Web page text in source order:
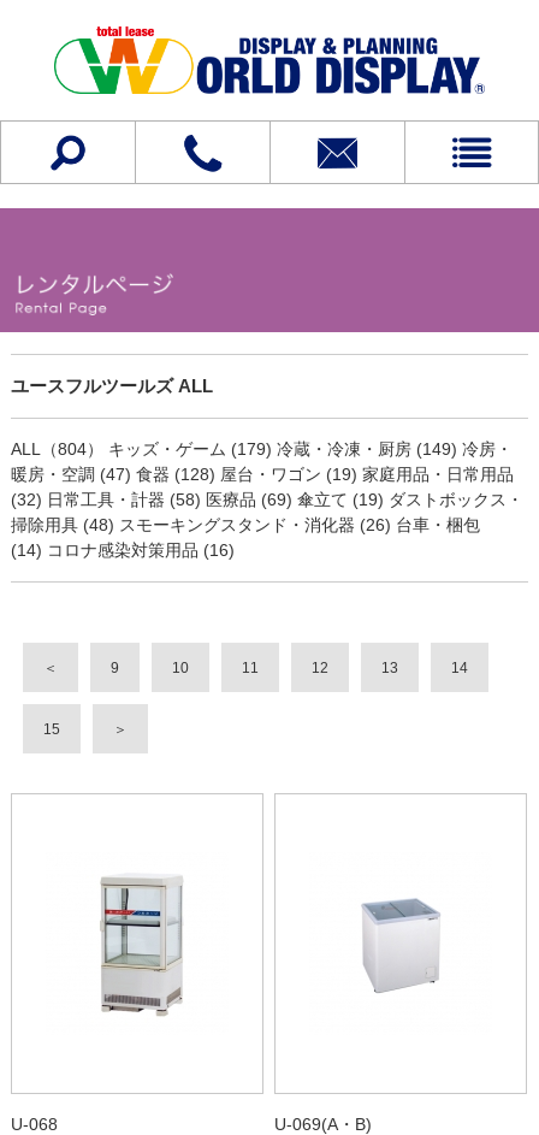
ユースフルツールズ ALL
ALL（804） キッズ・ゲーム (179) 冷蔵・冷凍・厨房 (149) 冷房・
暖房・空調 (47) 食器 (128) 屋台・ワゴン (19) 家庭用品・日常用品
(32) 日常工具・計器 (58) 医療品 (69) 傘立て (19) ダストボックス・
掃除用具 (48) スモーキングスタンド・消化器 (26) 台車・梱包
(14) コロナ感染対策用品 (16)
＜ 9 10 11 12 13 14
15 ＞
U-068
U-069(A・B)